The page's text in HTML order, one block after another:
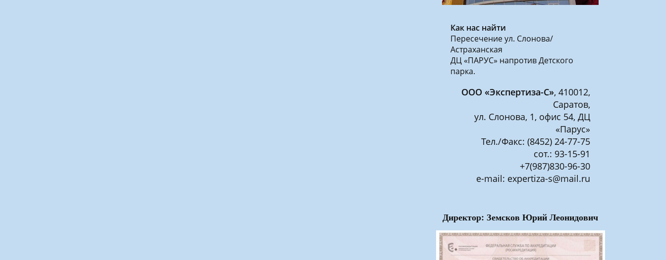
Как нас найти
Пересечение ул. Слонова/
Астраханская
ДЦ «ПАРУС» напротив Детского
парка.
ООО «Экспертиза-С», 410012,
Саратов,
ул. Слонова, 1, офис 54, ДЦ
«Парус»
Тел./Факс: (8452) 24-77-75
сот.: 93-15-91
+7(987)830-96-30
e-mail: expertiza-s@mail.ru
Директор: Земсков Юрий Леонидович